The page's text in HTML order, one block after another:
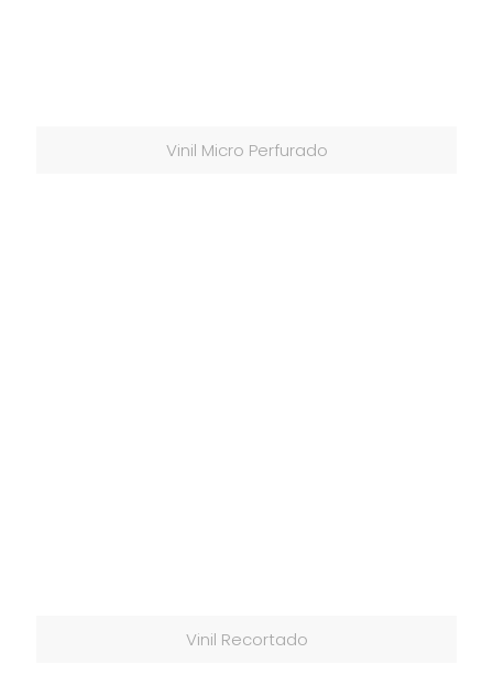
Vinil Micro Perfurado
Vinil Recortado